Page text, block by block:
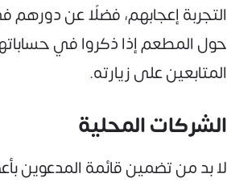
التجربة إعجابهم، فضلًا عن
حول المطعم إذا ذكروا في
المتابعين على زيارته.
الشركات المحلية
لا بد من تضمين قائمة المدعوين